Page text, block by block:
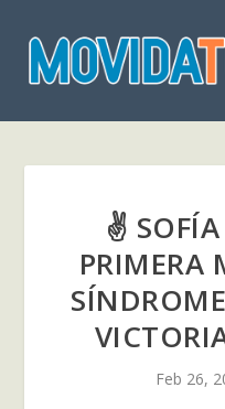
✌️ SOFÍA
PRIMERA
Feb 26,